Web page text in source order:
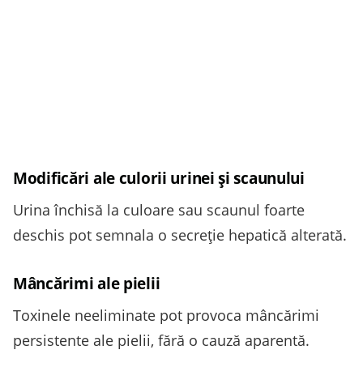
Modificări ale culorii urinei și scaunului
Urina închisă la culoare sau scaunul foarte
deschis pot semnala o secreție hepatică alterată.
Mâncărimi ale pielii
Toxinele neeliminate pot provoca mâncărimi
persistente ale pielii, fără o cauză aparentă.